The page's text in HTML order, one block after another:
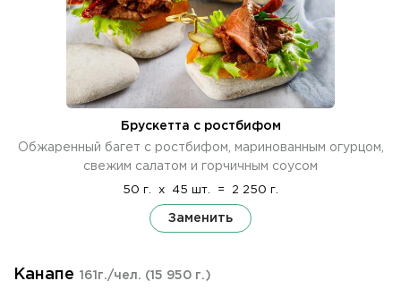
Брускетта с ростбифом
Обжаренный багет с ростбифом, маринованным огурцом,
свежим салатом и горчичным соусом
50 г. x 45 шт. = 2 250 г.
Заменить
Канапе 161г./чел. (15 950 г.)